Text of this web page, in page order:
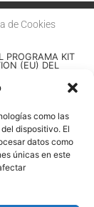
como las
dispositivo. El
datos como
únicas en este
de Cookies
PROGRAMA KIT
(EU) DEL